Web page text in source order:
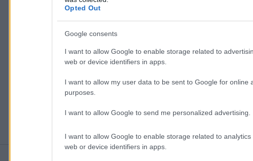
Opted Out
Google consents
I want to allow Google to enable storage related to
web or device identifiers in apps.
I want to allow my user data to be sent to Google for online
purposes.
I want to allow Google to send me personalized advertising.
I want to allow Google to enable storage related to analytics
web or device identifiers in apps.